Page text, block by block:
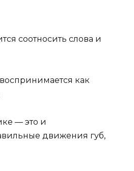
соотносить слова и
как
— это и
движения губ,